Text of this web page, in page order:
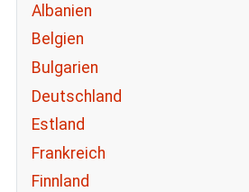
Albanien
Belgien
Bulgarien
Deutschland
Estland
Frankreich
Finnland